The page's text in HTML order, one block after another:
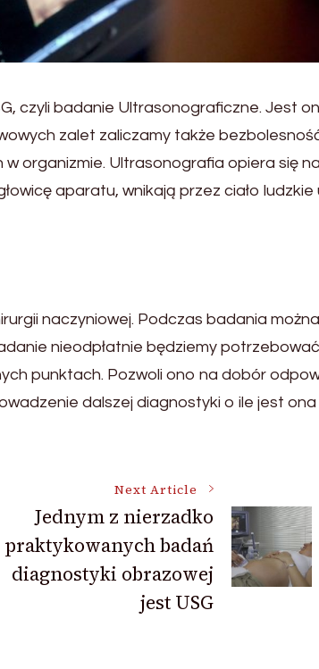
czyli badanie Ultrasonograficzne. Jest
zalet zaliczamy także
organizmie. Ultrasonografia opiera się
aparatu, wnikają przez ciało
naczyniowej. Podczas badania
nieodpłatnie będziemy
punktach. Pozwoli ono na dobór
dalszej diagnostyki o ile jest
Next Article
Jednym z nierzadko
praktykowanych badań
diagnostyki obrazowej
jest USG